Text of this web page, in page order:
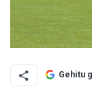
Gehitu